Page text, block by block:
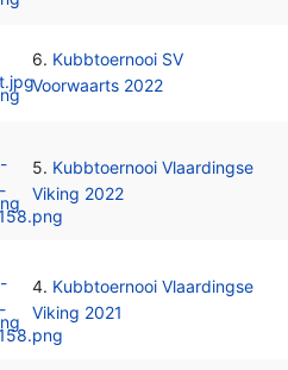
6. Kubbtoernooi SV
Voorwaarts 2022
5. Kubbtoernooi Vlaardingse
Viking 2022
4. Kubbtoernooi Vlaardingse
Viking 2021